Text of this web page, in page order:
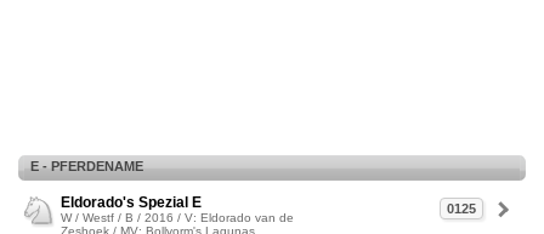
E - PFERDENAME
0125
Eldorado's Spezial E
W / Westf / B / 2016 / V: Eldorado van de
Zeshoek / MV: Bollvorm's Lagunas